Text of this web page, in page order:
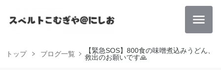
トップ ブログ一覧
【緊急SOS】800食の味噌煮込みうどん、
救出のお願いです🙏